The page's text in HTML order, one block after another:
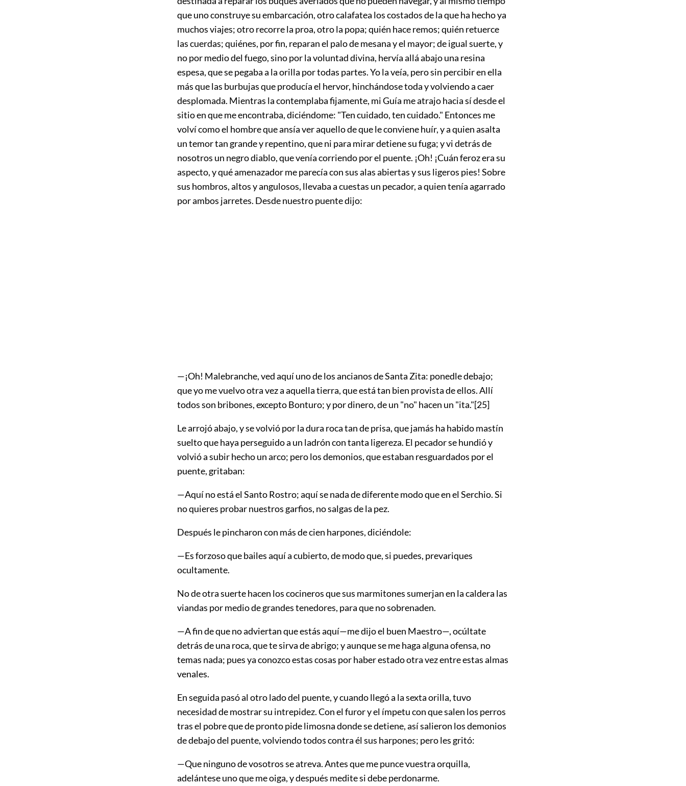
que uno construye su embarcación, otro calafatea los costados de la que ha hecho ya
muchos viajes; otro recorre la proa, otro la popa; quién hace remos; quién retuerce
las cuerdas; quiénes, por fin, reparan el palo de mesana y el mayor; de igual suerte, y
no por medio del fuego, sino por la voluntad divina, hervía allá abajo una resina
espesa, que se pegaba a la orilla por todas partes. Yo la veía, pero sin percibir en ella
más que las burbujas que producía el hervor, hinchándose toda y volviendo a caer
desplomada. Mientras la contemplaba fijamente, mi Guía me atrajo hacia sí desde el
sitio en que me encontraba, diciéndome: "Ten cuidado, ten cuidado." Entonces me
volvícomo el hombre que ansía ver aquello de que le conviene huír, y a quien asalta
un temor tan grande y repentino, que ni para mirar detiene su fuga; y vi detrás de
nosotros un negro diablo, que venía corriendo por el puente. ¡Oh! ¡Cuán feroz era su
aspecto, y qué amenazador me parecía con sus alas abiertas y sus ligeros pies! Sobre
sus hombros, altos y angulosos, llevaba a cuestas un pecador, a quien tenía agarrado
por ambos jarretes. Desde nuestro puente dijo:
—¡Oh! Malebranche, ved aquí uno de los ancianos de Santa Zita: ponedle debajo;
que yo me vuelvo otra vez a aquella tierra, que está tan bien provista de ellos. Allí
todos son bribones, excepto Bonturo; y por dinero, de un "no" hacen un "ita."[25]
Le arrojó abajo, y se volvió por la dura roca tan de prisa, que jamás ha habido mastín
suelto que haya perseguido a un ladrón con tanta ligereza. El pecador se hundió y
volvió a subir hecho un arco; pero los demonios, que estaban resguardados por el
puente, gritaban:
—Aquí no está el Santo Rostro; aquí se nada de diferente modo que en el Serchio. Si
no quieres probar nuestros garfios, no salgas de la pez.
Después le pincharon con más de cien harpones, diciéndole:
—Es forzoso que bailes aquí a cubierto, de modo que, si puedes, prevariques
ocultamente.
No de otra suerte hacen los cocineros que sus marmitones sumerjan en la caldera las
viandas por medio de grandes tenedores, para que no sobrenaden.
—A fin de que no adviertan que estás aquí—me dijo el buen Maestro—, ocúltate
detrás de una roca, que te sirva de abrigo; y aunque se me haga alguna ofensa, no
temas nada; pues ya conozco estas cosas por haber estado otra vez entre estas almas
venales.
En seguida pasó al otro lado del puente, y cuando llegó a la sexta orilla, tuvo
necesidad de mostrar su intrepidez. Con el furor y el ímpetu con que salen los perros
tras el pobre que de pronto pide limosna donde se detiene, así salieron los demonios
de debajo del puente, volviendo todos contra él sus harpones; pero les gritó:
—Que ninguno de vosotros se atreva. Antes que me punce vuestra orquilla,
adelántese uno que me oiga, y después medite si debe perdonarme.